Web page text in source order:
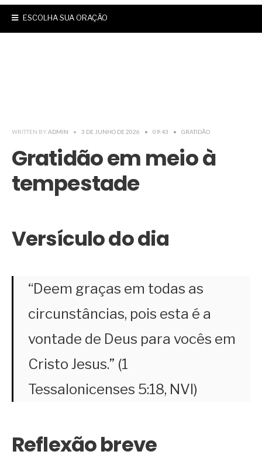
ESCOLHA SUA ORAÇÃO
WRITTEN BY ADMIN • 3 DE JUNHO DE 2026 • 09:43 • GRATIDÃO
Gratidão em meio à
tempestade
Versículo do dia
“Deem graças em todas as
circunstâncias, pois esta é a
vontade de Deus para vocês em
Cristo Jesus.” (1
Tessalonicenses 5:18, NVI)
Reflexão breve